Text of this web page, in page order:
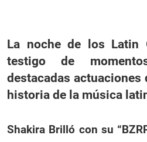
La noche de los Latin
testigo de
destacadas actuaciones
historia de la música
Shakira Brilló con su